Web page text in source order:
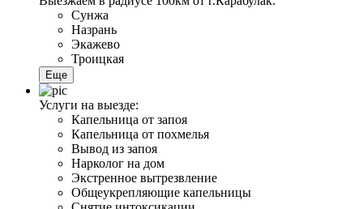
Сунжа
Назрань
Экажево
Троицкая
Еще
Услуги на выезде:
Капельница от запоя
Капельница от похмелья
Вывод из запоя
Нарколог на дом
Экстренное вытрезвление
Общеукрепляющие капельницы